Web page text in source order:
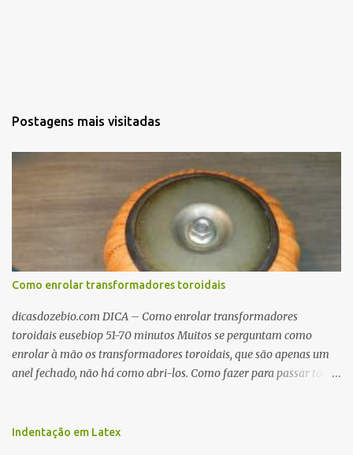
Postagens mais visitadas
Como enrolar transformadores toroidais
dicasdozebio.com DICA – Como enrolar transformadores
toroidais eusebiop 51-70 minutos Muitos se perguntam como
enrolar à mão os transformadores toroidais, que são apenas um
anel fechado, não há como abri-los. Como fazer para passar toda
utilizadas para automatizar a bobinagem de grandes e pequenos
Indentação em Latex